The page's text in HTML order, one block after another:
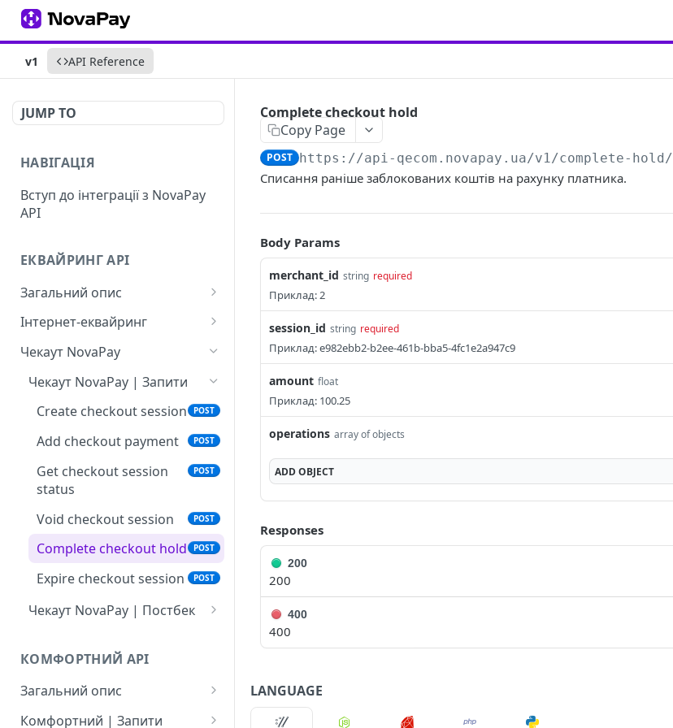
v1 API Reference
JUMP TO
НАВІГАЦІЯ
Вступ до інтеграції з NovaPay
API
ЕКВАЙРИНГ API
Загальний опис
Автентифікація
Способи оплати
Флоу використання
Тестові дані
Статуси сесії
Помилки
Інтернет-еквайринг
Інтернет-еквайринг |
Запити
Create session
POST
Add payment POST
Void session POST
Complete hold POST
Інтернет-еквайринг |
Постбек
Version 1
Version 2 (об'єднаний
постбек)
Чекаут NovaPay
Чекаут NovaPay | Запити
Create checkout session
POST
Add checkout payment POST
Get checkout session
status
POST
Void checkout session POST
Complete checkout hold POST
Expire checkout session POST
Чекаут NovaPay | Постбек
Version 2 (об'єднаний
постбек)
КОМФОРТНИЙ API
Загальний опис
Помилки
Комфортний | Запити
Complete checkout hold
Copy Page
POST https://api-qecom.novapay.ua/v1/complete-hold/
Списання раніше заблокованих коштів на рахунку платника.
Body Params
merchant_id string required
Приклад: 2
session_id string required
Приклад: e982ebb2-b2ee-461b-bba5-4fc1e2a947c9
amount float
Приклад: 100.25
operations array of objects
ADDOBJECT
Responses
200
200
400
400
LANGUAGE